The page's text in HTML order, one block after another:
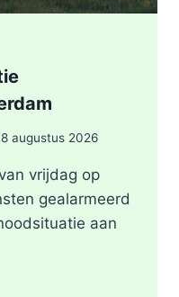
8 augustus 2026
vrijdag op
gealarmeerd
aan